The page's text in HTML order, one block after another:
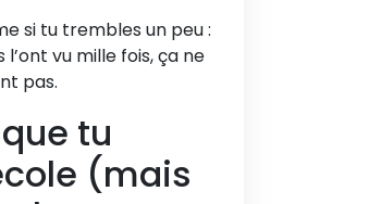
si tu trembles un peu :
l’ont vu mille fois, ça ne
pas.
tu
(mais